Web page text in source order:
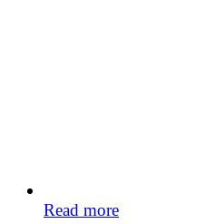
Read more